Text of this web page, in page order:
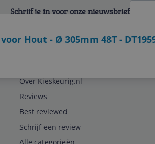
Hout - Ø 305mm 48T -
Schrijf je in voor onze nieuwsbrief
Over Kieskeurig.nl
Reviews
Best reviewed
Schrijf een review